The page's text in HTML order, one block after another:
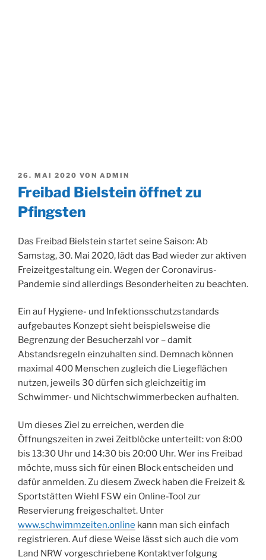
VERÖFFENTLICHT
AM
26. MAI 2020 VON ADMIN
Freibad Bielstein öffnet zu
Pfingsten
Das Freibad Bielstein startet seine Saison: Ab
Samstag, 30. Mai 2020, lädt das Bad wieder zur aktiven
Freizeitgestaltung ein. Wegen der Coronavirus-
Pandemie sind allerdings Besonderheiten zu beachten.
Ein auf Hygiene- und Infektionsschutzstandards
aufgebautes Konzept sieht beispielsweise die
Begrenzung der Besucherzahl vor – damit
Abstandsregeln einzuhalten sind. Demnach können
maximal 400 Menschen zugleich die Liegeflächen
nutzen, jeweils 30 dürfen sich gleichzeitig im
Schwimmer- und Nichtschwimmerbecken aufhalten.
Um dieses Ziel zu erreichen, werden die
Öffnungszeiten in zwei Zeitblöcke unterteilt: von 8:00
bis 13:30 Uhr und 14:30 bis 20:00 Uhr. Wer ins Freibad
möchte, muss sich für einen Block entscheiden und
dafür anmelden. Zu diesem Zweck haben die Freizeit &
Sportstätten Wiehl FSW ein Online-Tool zur
Reservierung freigeschaltet. Unter
www.schwimmzeiten.online kann man sich einfach
registrieren. Auf diese Weise lässt sich auch die vom
Land NRW vorgeschriebene Kontaktverfolgung